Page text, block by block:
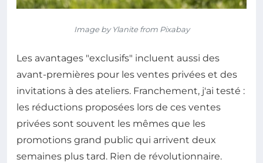
Image by Ylanite from Pixabay
Les avantages "exclusifs" incluent aussi des
avant-premières pour les ventes privées et des
invitations à des ateliers. Franchement, j'ai testé :
les réductions proposées lors de ces ventes
privées sont souvent les mêmes que les
promotions grand public qui arrivent deux
semaines plus tard. Rien de révolutionnaire.